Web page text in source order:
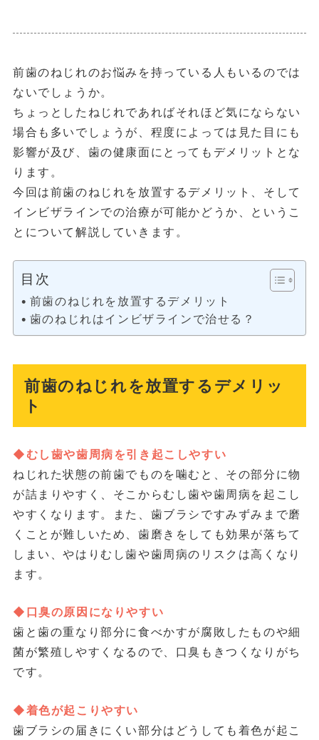
前歯のねじれのお悩みを持っている人もいるのでは
ないでしょうか。
ちょっとしたねじれであればそれほど気にならない
場合も多いでしょうが、程度によっては見た目にも
影響が及び、歯の健康面にとってもデメリットとな
ります。
今回は前歯のねじれを放置するデメリット、そして
インビザラインでの治療が可能かどうか、というこ
とについて解説していきます。
目次
前歯のねじれを放置するデメリット
歯のねじれはインビザラインで治せる？
前歯のねじれを放置するデメリッ
ト
◆むし歯や歯周病を引き起こしやすい
ねじれた状態の前歯でものを噛むと、その部分に物
が詰まりやすく、そこからむし歯や歯周病を起こし
やすくなります。また、歯ブラシですみずみまで磨
くことが難しいため、歯磨きをしても効果が落ちて
しまい、やはりむし歯や歯周病のリスクは高くなり
ます。
◆口臭の原因になりやすい
歯と歯の重なり部分に食べかすが腐敗したものや細
菌が繁殖しやすくなるので、口臭もきつくなりがち
です。
◆着色が起こりやすい
歯ブラシの届きにくい部分はどうしても着色が起こ